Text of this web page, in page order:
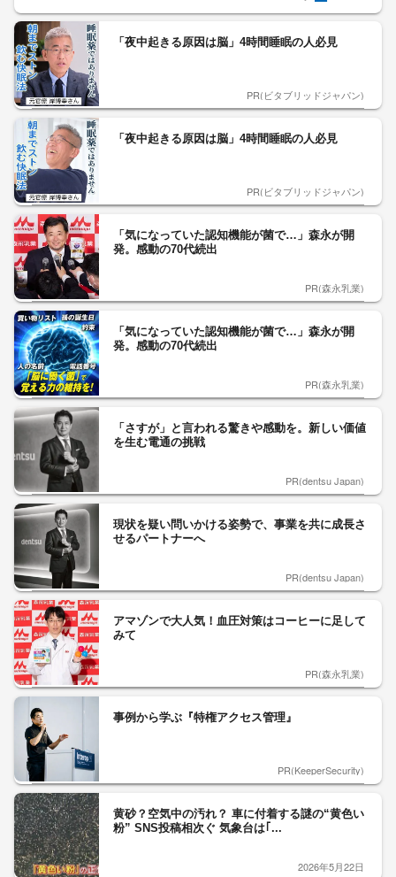
「夜中起きる原因は脳」4時間睡眠の人必見
PR(ビタブリッドジャパン)
「夜中起きる原因は脳」4時間睡眠の人必見
PR(ビタブリッドジャパン)
「気になっていた認知機能が菌で…」森永が開
発。感動の70代続出
PR(森永乳業)
「気になっていた認知機能が菌で…」森永が開
発。感動の70代続出
PR(森永乳業)
「さすが」と言われる驚きや感動を。新しい価値
を生む電通の挑戦
PR(dentsu Japan)
現状を疑い問いかける姿勢で、事業を共に成長さ
せるパートナーへ
PR(dentsu Japan)
アマゾンで大人気！血圧対策はコーヒーに足して
みて
PR(森永乳業)
事例から学ぶ『特権アクセス管理』
PR(KeeperSecurity)
黄砂？空気中の汚れ？ 車に付着する謎の“黄色い
粉” SNS投稿相次ぐ 気象台は｢...
2026年5月22日